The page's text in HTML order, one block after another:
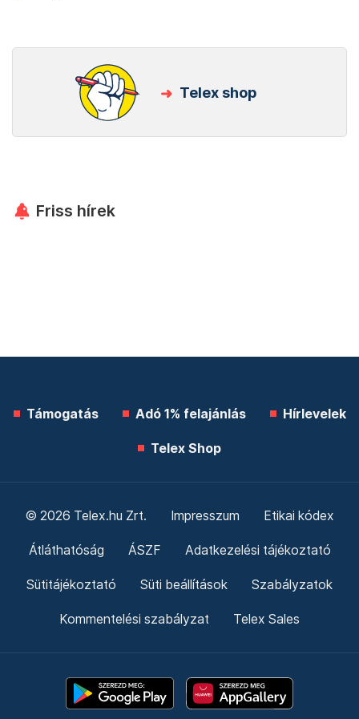
Telex shop
Friss hírek
Támogatás Adó 1% felajánlás Hírlevelek
Telex Shop
© 2026 Telex.hu Zrt. Impresszum Etikai kódex
Átláthatóság ÁSZF Adatkezelési tájékoztató
Sütitájékoztató Süti beállítások Szabályzatok
Kommentelési szabályzat Telex Sales